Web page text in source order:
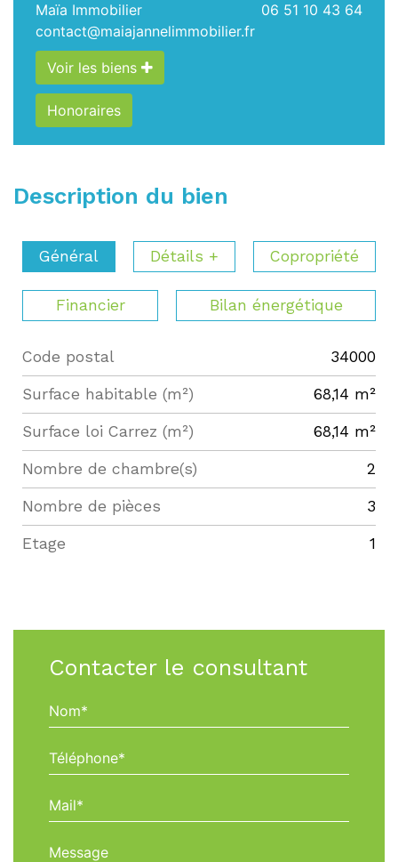
Maïa Immobilier
06 51 10 43 64
contact@maiajannelimmobilier.fr
Voir les biens
Honoraires
Description du bien
Général Détails + Copropriété
Financier Bilan énergétique
Label Value
Code postal 34000
Surface habitable (m²) 68,14 m²
Surface loi Carrez (m²) 68,14 m²
Nombre de chambre(s) 2
Nombre de pièces 3
Etage 1
Contacter le consultant
Nom*
Téléphone*
Mail*
Message